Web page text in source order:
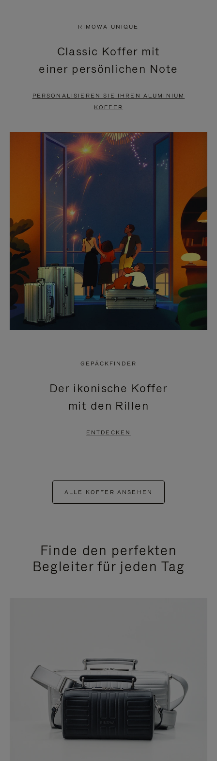
PAUSIERT,
BITTE
DRÜCKEN
ANZUHALTEN
KLICKEN
SIE
ZUM
AUFHEBEN
STUMMSCHALTUNG
RIMOWA UNIQUE
Classic Koffer mit
einer persönlichen Note
PERSONALISIEREN SIE IHREN ALUMINIUM
KOFFER
GEPÄCKFINDER
Der ikonische Koffer
mit den Rillen
ENTDECKEN
ALLE KOFFER ANSEHEN
Finde den perfekten
Begleiter für jeden Tag